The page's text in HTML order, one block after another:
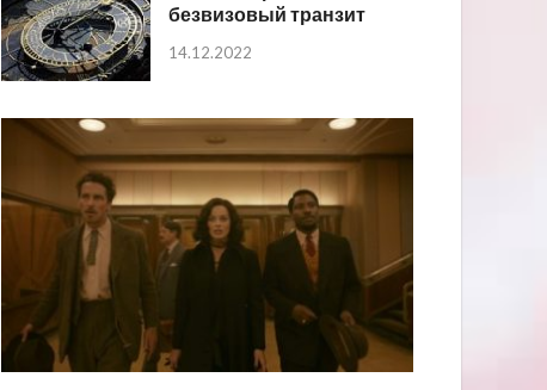
безвизовый транзит
14.12.2022